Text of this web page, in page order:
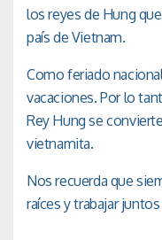
los reyes de Hung
país de Vietnam.
Como feriado
vacaciones. Por lo
Rey Hung se
vietnamita.
Nos recuerda que
raíces y trabajar